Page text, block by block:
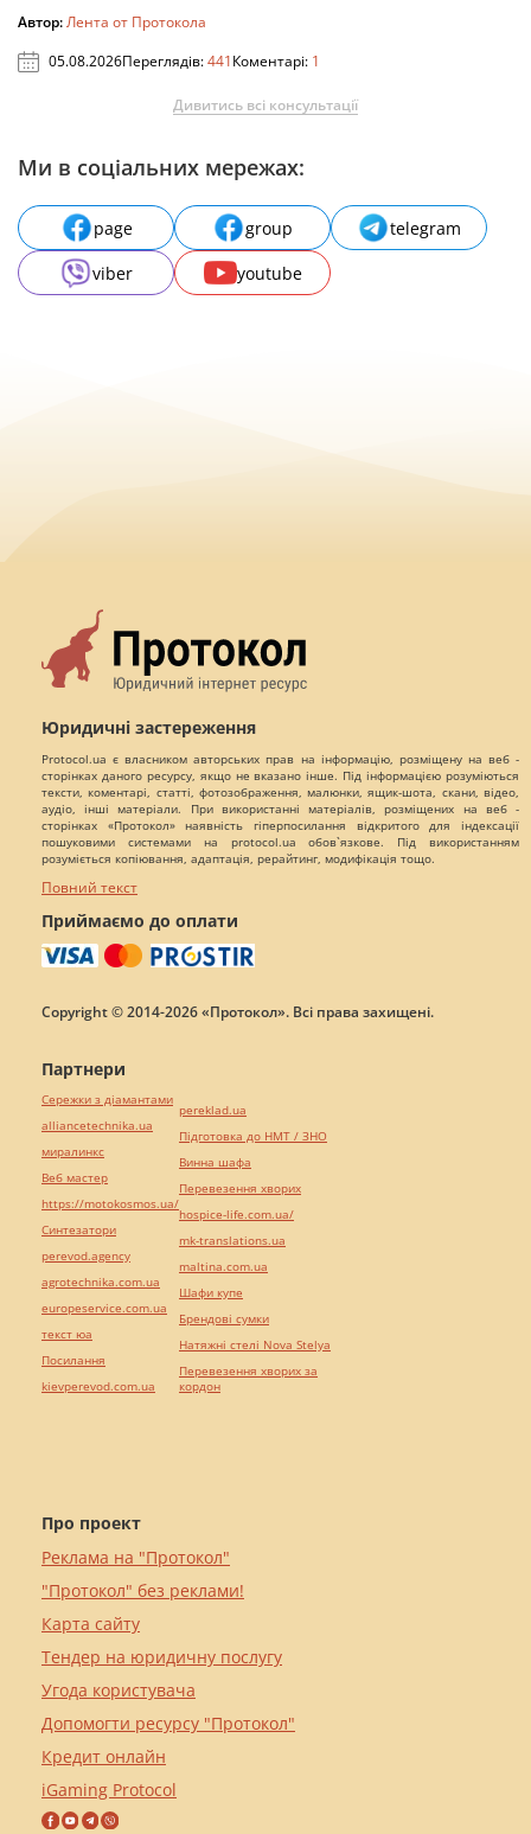
Автор:Лента от Протокола
05.08.2026Переглядів:441Коментарі: 1
Дивитись всі консультації
Ми в соціальних мережах:
page group
telegram
viber
youtube
Юридичні застереження
Protocol.ua є власником авторських прав на інформацію, розміщену на веб -
сторінках даного ресурсу, якщо не вказано інше. Під інформацією розуміються
тексти, коментарі, статті, фотозображення, малюнки, ящик-шота, скани, відео,
аудіо, інші матеріали. При використанні матеріалів, розміщених на веб -
сторінках «Протокол» наявність гіперпосилання відкритого для індексації
пошуковими системами на protocol.ua обов`язкове. Під використанням
розуміється копіювання, адаптація, рерайтинг, модифікація тощо.
Повний текст
Приймаємо до оплати
Copyright © 2014-2026 «Протокол». Всі права захищені.
Про проект
Реклама на "Протокол"
"Протокол" без реклами!
Карта сайту
Тендер на юридичну послугу
Угода користувача
Допомогти ресурсу "Протокол"
Кредит онлайн
iGaming Protocol
Партнери
Сережки з діамантами
alliancetechnika.ua
миралинкс
Веб мастер
https://motokosmos.ua/
Синтезатори
perevod.agency
agrotechnika.com.ua
europeservice.com.ua
текст юа
Посилання
kievperevod.com.ua
pereklad.ua
Підготовка до НМТ / ЗНО
Винна шафа
Перевезення хворих
hospice-life.com.ua/
mk-translations.ua
maltina.com.ua
Шафи купе
Брендові сумки
Натяжні стелі Nova Stelya
Перевезення хворих за
кордон